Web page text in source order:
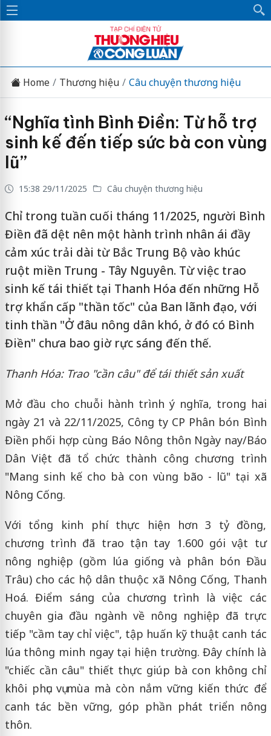
Home Thương hiệu Câu chuyện thương hiệu
“Nghĩa tình Bình Điền: Từ hỗ trợ
sinh kế đến tiếp sức bà con vùng
lũ”
15:38 29/11/2025 Câu chuyện thương hiệu
Chỉ trong tuần cuối tháng 11/2025, người Bình
Điền đã dệt nên một hành trình nhân ái đầy
cảm xúc trải dài từ Bắc Trung Bộ vào khúc
ruột miền Trung - Tây Nguyên. Từ việc trao
sinh kế tái thiết tại Thanh Hóa đến những Hỗ
trợ khẩn cấp "thần tốc" của Ban lãnh đạo, với
tinh thần "Ở đâu nông dân khó, ở đó có Bình
Điền" chưa bao giờ rực sáng đến thế.
Thanh Hóa: Trao "cần câu" để tái thiết sản xuất
Mở đầu cho chuỗi hành trình ý nghĩa, trong hai
ngày 21 và 22/11/2025, Công ty CP Phân bón Bình
Điền phối hợp cùng Báo Nông thôn Ngày nay/Báo
Dân Việt đã tổ chức thành công chương trình
"Mang sinh kế cho bà con vùng bão - lũ" tại xã
Nông Cống.
Với tổng kinh phí thực hiện hơn 3 tỷ đồng,
chương trình đã trao tận tay 1.600 gói vật tư
nông nghiệp (gồm lúa giống và phân bón Đầu
Trâu) cho các hộ dân thuộc xã Nông Cống, Thanh
Hoá. Điểm sáng của chương trình là việc các
chuyên gia đầu ngành về nông nghiệp đã trực
tiếp "cầm tay chỉ việc", tập huấn kỹ thuật canh tác
lúa thông minh ngay tại hiện trường. Đây chính là
"chiếc cần câu" thiết thực giúp bà con không chỉ
khôi phục vụ mùa mà còn nắm vững kiến thức để
canh tác bền vững, góp phần phát triển nông
thôn.